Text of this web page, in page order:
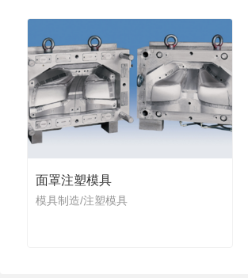
面罩注塑模具
模具制造/注塑模具